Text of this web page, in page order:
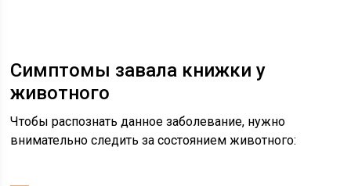
Симптомы завала книжки у
животного
Чтобы распознать данное заболевание, нужно
внимательно следить за состоянием животного: